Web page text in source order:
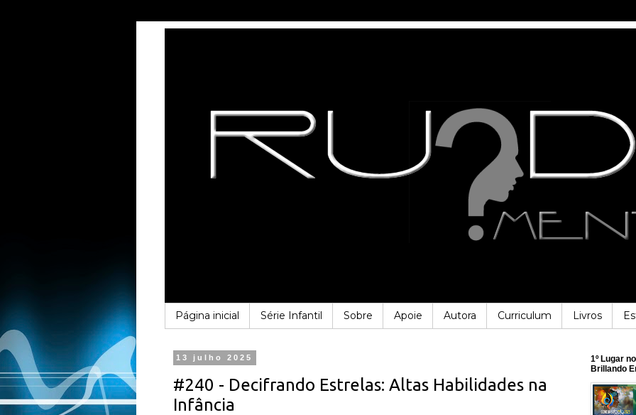
Página inicial Série Infantil Sobre Apoie Autora Curriculum Livros
13 julho 2025
#240 - Decifrando Estrelas: Altas Habilidades na
Infância
1º Lugar
Brillando